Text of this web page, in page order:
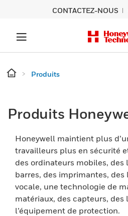
CONTACTEZ-NOUS
Produits
Produits
Honeywell maintient plus
travailleurs plus en sécurité
des ordinateurs mobiles, des
barres, des imprimantes,
vocale, une technologie de
matériaux, des capteurs, des
l’équipement de protection.